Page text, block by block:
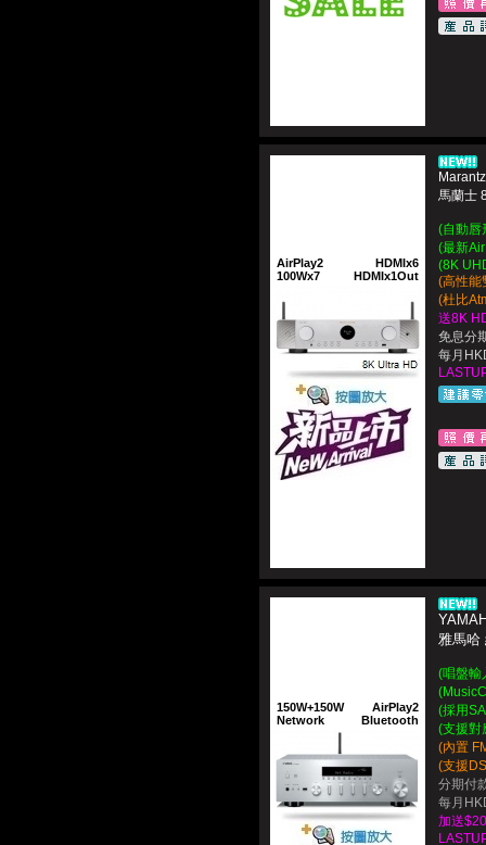
AirPlay2
100Wx7
HDMIx6
HDMIx1Out
馬蘭士
(自動唇
(最新
(8K
(高性能
(杜比
送8K
免息分
每月
150W+150W
Network
AirPlay2
Bluetooth
雅馬哈
(唱盤輸
(採用
(支援對
(內置
(支援
分期付
每月
加送